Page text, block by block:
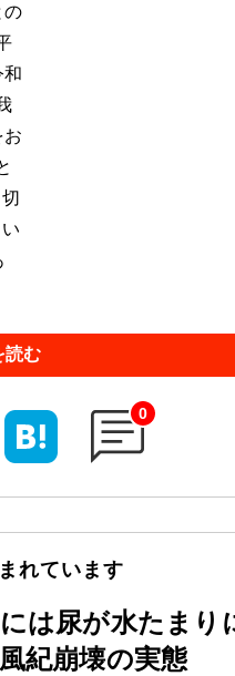
の
読む
0
れています
は尿が水たま
紀崩壊の実態